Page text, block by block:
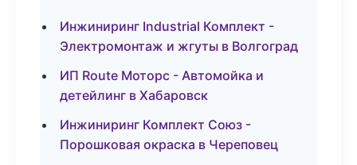
Инжиниринг Industrial Комплект -
Электромонтаж и жгуты в Волгоград
ИП Route Моторс - Автомойка и
детейлинг в Хабаровск
Инжиниринг Комплект Союз -
Порошковая окраска в Череповец